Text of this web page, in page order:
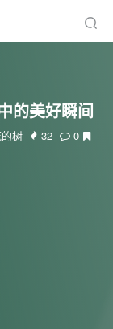
的美好瞬间
树 32
0